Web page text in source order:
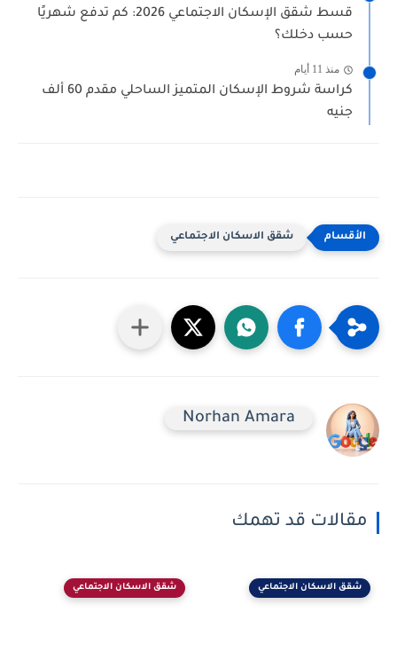
قسط شقق الإسكان الاجتماعي 2026: كم تدفع شهريًا
حسب دخلك؟
منذ 11 أيام
كراسة شروط الإسكان المتميز الساحلي مقدم 60 ألف
جنيه
شقق الاسكان الاجتماعي
Norhan Amara
مقالات قد تهمك
شقق الاسكان الاجتماعي شقق الاسكان الاجتماعي